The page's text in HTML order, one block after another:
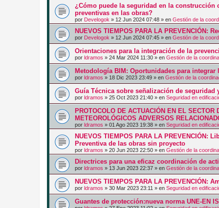
¿Cómo puede la seguridad en la
preventivas en las obras?
por Develogok » 12 Jun 2024 07:48 » en Gestión de la
NUEVOS TIEMPOS PARA LA PREVENCIÓN:
por Develogok » 12 Jun 2024 07:45 » en Gestión de la
Orientaciones para la integración de la
por ldramos » 24 Mar 2024 11:30 » en Gestión de la
Metodología BIM: Oportunidades para
por ldramos » 18 Dic 2023 23:49 » en Gestión de la
Guía Técnica sobre señalización de seguridad
por ldramos » 25 Oct 2023 21:40 » en Seguridad en
PROTOCOLO DE ACTUACIÓN EN EL
METEOROLÓGICOS ADVERSOS
por ldramos » 01 Ago 2023 19:38 » en Seguridad en
NUEVOS TIEMPOS PARA LA PREVENCIÓN:
Preventiva de las obras sin proyecto
por ldramos » 20 Jun 2023 22:50 » en Gestión de la
Directrices para una eficaz coordinación de
por ldramos » 13 Jun 2023 22:37 » en Gestión de la
NUEVOS TIEMPOS PARA LA PREVENCIÓN:
por ldramos » 30 Mar 2023 23:11 » en Seguridad en
Guantes de protección:nueva norma UNE-EN